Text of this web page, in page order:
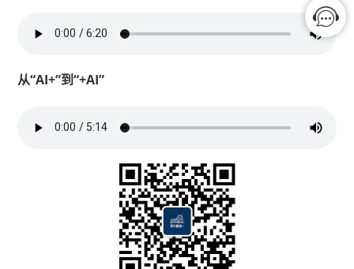
从“AI+”到“+AI”